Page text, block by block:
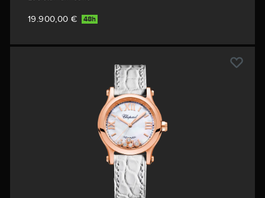
19.900,00 € 48h